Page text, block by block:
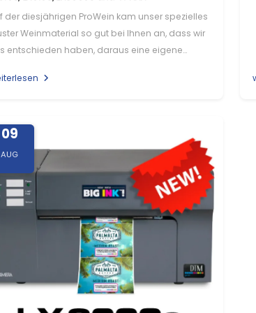
der diesjährigen ProWein kam unser spezielles
Weinmaterial so gut bei Ihnen an, dass wir
entschieden haben, daraus eine eigene
09
AUG